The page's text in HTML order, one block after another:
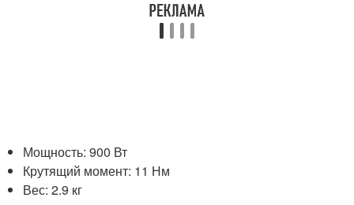
Мощность: 900 Вт
Крутящий момент: 11 Нм
Вес: 2.9 кг